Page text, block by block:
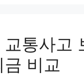
통사고
비교